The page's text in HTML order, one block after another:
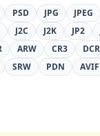
PSD JPG JPEG
J2C J2K JP2
ARW CR3 DCR
SRW PDN AVIF